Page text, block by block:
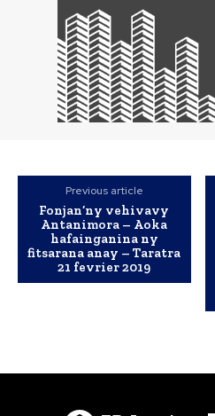
Previous article
Fonjan’ny vehivavy
Antanimora – Aoka
hafainganina ny
fitsarana anay – Taratra
21 fevrier 2019